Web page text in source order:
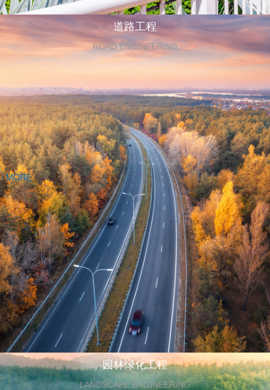
道路工程
ROAD ENGINEERING
MORE
园林绿化工程
LANDSCAPE ENGINEERING